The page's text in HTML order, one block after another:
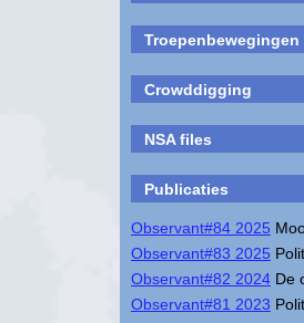
Troepenbewegingen
Crowddigging
NSA files
Publicaties
Observant#84 2025
Observant#83 2025
Observant#82 2024 De
Observant#81 2023